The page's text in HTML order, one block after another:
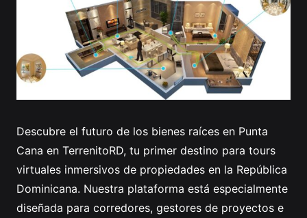
Descubre el futuro de los bienes raíces en Punta
Cana en TerrenitoRD, tu primer destino para tours
virtuales inmersivos de propiedades en la República
Dominicana. Nuestra plataforma está especialmente
diseñada para corredores, gestores de proyectos e